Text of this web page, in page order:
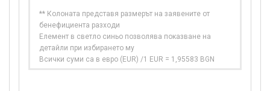
** Колоната представя размерът на заявените от
бенефициента разходи
Елемент в светло синьо позволява показване на
детайли при избирането му
Всички суми са в евро (EUR) /1 EUR = 1,95583 BGN